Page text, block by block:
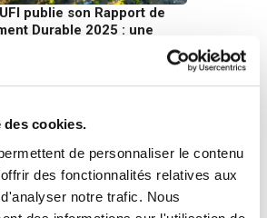
cookies.
de personnaliser le contenu
des fonctionnalités relatives aux
notre trafic. Nous
publie son Rapport de
Durable 2025 : une